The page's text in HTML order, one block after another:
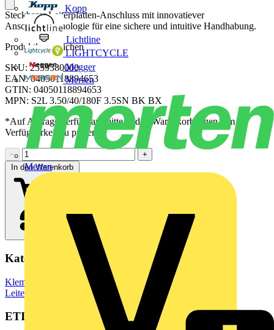
Kopp
Lichtline
LIGHTCYCLE
Megger
Mersen
Merten
Steckbarer Leiterplatten-Anschluss mit innovatiever
Anschlusstechnologie für eine sichere und intuitive Handhabung.
Produktkennzeichen
SKU: 2559380000
EAN: 04050118894653
GTIN: 04050118894653
MPN: S2L 3.50/40/180F 3.5SN BK BX
*Auf Anfrage verfügbar - bitte in den Warenkorb legen, um
Verfügbarkeit zu prüfen
−
+
In den Warenkorb
Kategorien
Klemmen, Steckverbinder & Verbindungselemente
Leiterplattensteckverbinder
ETIM Group